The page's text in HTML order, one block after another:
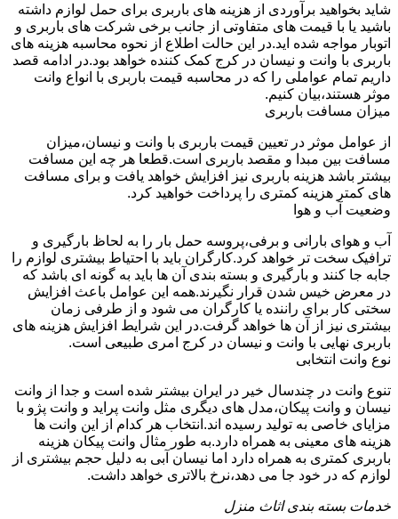
شاید بخواهید برآوردی از هزینه های باربری برای حمل لوازم داشته
باشید یا با قیمت های متفاوتی از جانب برخی شرکت های باربری و
اتوبار مواجه شده اید.در این حالت اطلاع از نحوه محاسبه هزینه های
باربری با وانت و نیسان در کرج کمک کننده خواهد بود.در ادامه قصد
داریم تمام عواملی را که در محاسبه قیمت باربری با انواع وانت
موثر هستند،بیان کنیم.
میزان مسافت باربری
از عوامل موثر در تعیین قیمت باربری با وانت و نیسان،میزان
مسافت بین مبدا و مقصد باربری است.قطعا هر چه این مسافت
بیشتر باشد هزینه باربری نیز افزایش خواهد یافت و برای مسافت
های کمتر هزینه کمتری را پرداخت خواهید کرد.
وضعیت آب و هوا
آب و هوای بارانی و برفی،پروسه حمل بار را به لحاظ بارگیری و
ترافیک سخت تر خواهد کرد.کارگران باید با احتیاط بیشتری لوازم را
جابه جا کنند و بارگیری و بسته بندی آن ها باید به گونه ای باشد که
در معرض خیس شدن قرار نگیرند.همه این عوامل باعث افزایش
سختی کار برای راننده یا کارگران می شود و از طرفی زمان
بیشتری نیز از آن ها خواهد گرفت.در این شرایط افزایش هزینه های
باربری نهایی با وانت و نیسان در کرج امری طبیعی است.
نوع وانت انتخابی
تنوع وانت در چندسال خیر در ایران بیشتر شده است و جدا از وانت
نیسان و وانت پیکان،مدل های دیگری مثل وانت پراید و وانت پژو با
مزایای خاصی به تولید رسیده اند.انتخاب هر کدام از این وانت ها
هزینه های معینی به همراه دارد.به طور مثال وانت پیکان هزینه
باربری کمتری به همراه دارد اما نیسان آبی به دلیل حجم بیشتری از
لوازم که در خود جا می دهد،نرخ بالاتری خواهد داشت.
خدمات بسته بندی اثاث منزل